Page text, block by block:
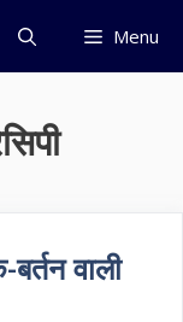
Menu
वाली